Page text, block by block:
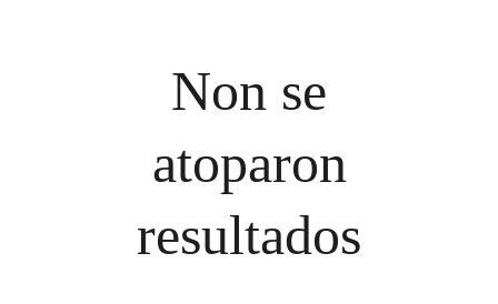
Non se
atoparon
resultados